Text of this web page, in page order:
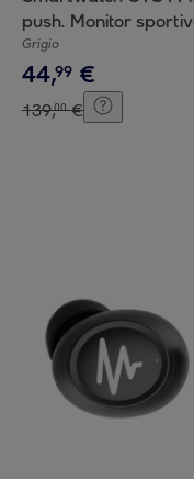
push. Monitor
multifunzione. 2
Grigio
44,99 €
139,00 €